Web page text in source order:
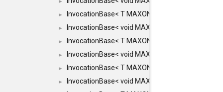
► InvocationBase< T
► InvocationBase< void
► InvocationBase< T
► InvocationBase< void
► InvocationBase< T
►
InvocationBase< void